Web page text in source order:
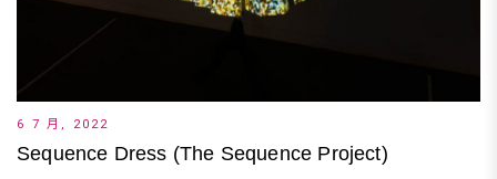
6 7 月, 2022
Sequence Dress (The Sequence Project)